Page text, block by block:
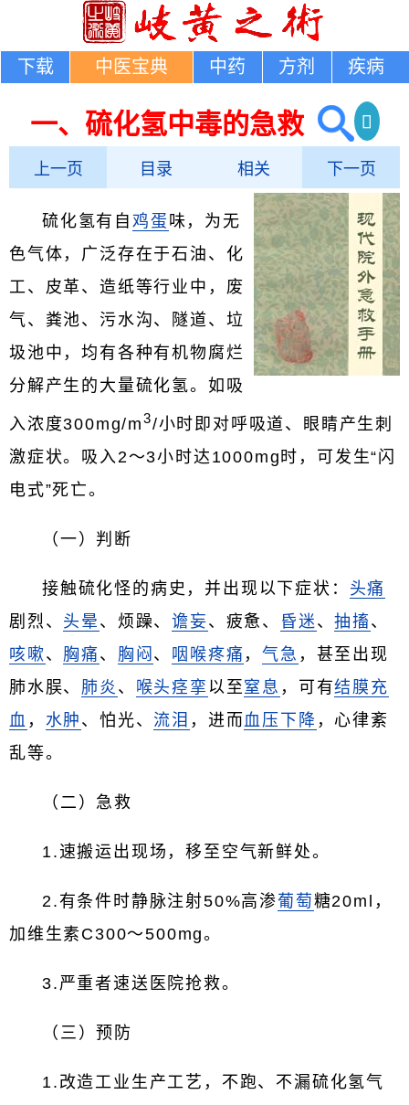
下载 中医宝典 中药 方剂 疾病
一、硫化氢中毒的急救
上一页 目录 相关 下一页
硫化氢有自 鸡蛋 味，为无
色气体，广泛存在于石油、化
工、皮革、造纸等行业中，废
气、粪池、污水沟、隧道、垃
圾池中，均有各种有机物腐烂
分解产生的大量硫化氢。如吸
入浓度300mg/m3/小时即对呼吸道、眼睛产生刺
激症状。吸入2～3小时达1000mg时，可发生“闪
电式”死亡。
（一）判断
接触硫化怪的病史，并出现以下症状： 头痛
剧烈、 头晕 、烦躁、谵妄、疲惫、 昏迷、抽搐 、
咳嗽、 胸痛 、 胸闷 、 咽喉疼痛 ，气急 ，甚至出现
肺水脵、 肺炎 、 喉头痉挛 以至窒息 ，可有结膜充
血 ， 水肿 、怕光、 流泪 ，进而血压下降 ，心律紊
乱等。
（二）急救
1.速搬运出现场，移至空气新鲜处。
2.有条件时静脉注射50%高渗葡萄糖20ml，
加维生素C300～500mg。
3.严重者速送医院抢救。
（三）预防
1.改造工业生产工艺，不跑、不漏硫化氢气